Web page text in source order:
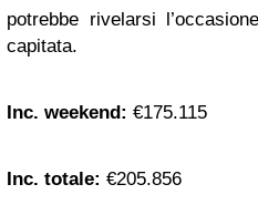
potrebbe rivelarsi
capitata.
Inc. weekend: €175.115
Inc. totale: €205.856